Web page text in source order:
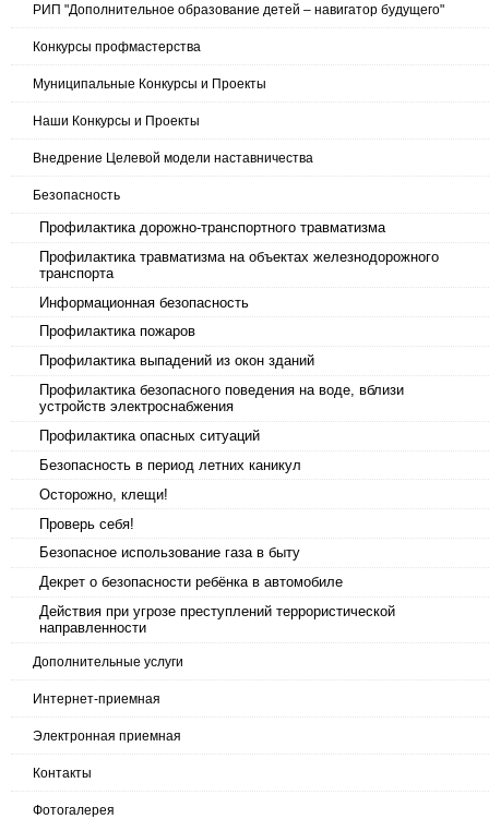
РИП "Дополнительное образование детей – навигатор будущего"
Конкурсы профмастерства
Муниципальные Конкурсы и Проекты
Наши Конкурсы и Проекты
Внедрение Целевой модели наставничества
Безопасность
Профилактика дорожно-транспортного травматизма
Профилактика травматизма на объектах железнодорожного
транспорта
Информационная безопасность
Профилактика пожаров
Профилактика выпадений из окон зданий
Профилактика безопасного поведения на воде, вблизи
устройств электроснабжения
Профилактика опасных ситуаций
Безопасность в период летних каникул
Осторожно, клещи!
Проверь себя!
Безопасное использование газа в быту
Декрет о безопасности ребёнка в автомобиле
Действия при угрозе преступлений террористической
направленности
Дополнительные услуги
Интернет-приемная
Электронная приемная
Контакты
Фотогалерея